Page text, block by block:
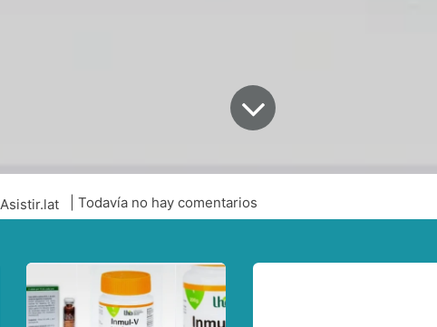
Asistir.lat | Todavía no hay comentarios